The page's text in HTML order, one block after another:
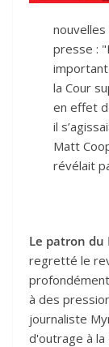
presse :
la Cour
en effet
il
Matt
révélait
Le patron du
regretté le
à des
journaliste
d'outrage à